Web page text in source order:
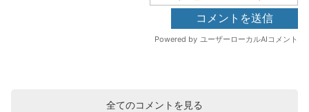
全てのコメントを見る